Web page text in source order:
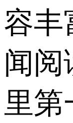
容丰
闻阅
里第